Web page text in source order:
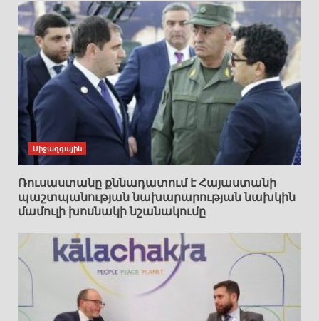
Միջազգային
Ռուսաստանը քննադատում է Հայաստանի
պաշտպանության նախարարության նախկին
մամուլի խոսնակի նշանակումը